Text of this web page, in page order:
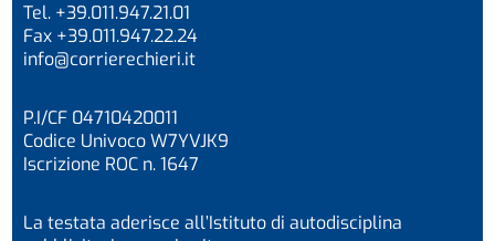
Tel. +39.011.947.21.01
Fax +39.011.947.22.24
info@corrierechieri.it
P.I/CF 04710420011
Codice Univoco W7YVJK9
Iscrizione ROC n. 1647
La testata aderisce all’Istituto di autodisciplina